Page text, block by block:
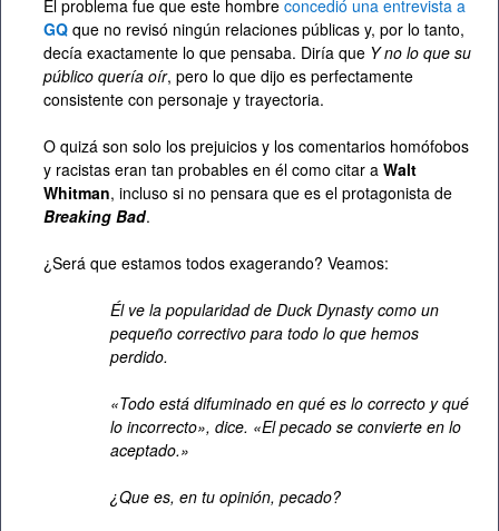
El problema fue que este hombre concedió una entrevista a
GQ que no revisó ningún relaciones públicas y, por lo tanto,
decía exactamente lo que pensaba. Diría que Y no lo que su
público quería oír, pero lo que dijo es perfectamente
consistente con personaje y trayectoria.
O quizá son solo los prejuicios y los comentarios homófobos
y racistas eran tan probables en él como citar a Walt
Whitman, incluso si no pensara que es el protagonista de
Breaking Bad.
¿Será que estamos todos exagerando? Veamos:
Él ve la popularidad de Duck Dynasty como un
pequeño correctivo para todo lo que hemos
perdido.
«Todo está difuminado en qué es lo correcto y qué
lo incorrecto», dice. «El pecado se convierte en lo
aceptado.»
¿Que es, en tu opinión, pecado?